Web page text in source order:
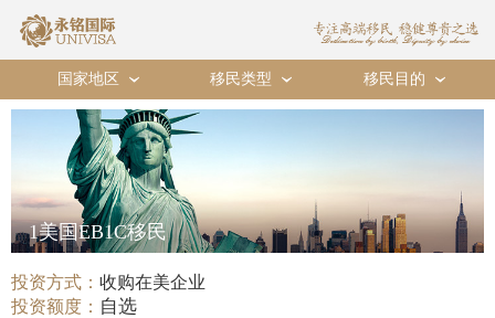
国家地区 › 移民类型 › 移民目的 ›
1美国EB1C移民
投资方式：收购在美企业
投资额度： 自选